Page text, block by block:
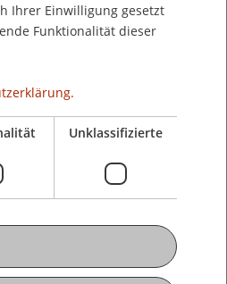
ENGLISH
Ihrer Einwilligung gesetzt
Funktionalität dieser
Unklassifizierte